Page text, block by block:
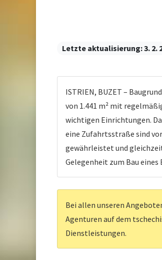
Letzte aktualisierung:3. 2.
ISTRIEN, BUZET –
von 1.441 m² mit
wichtigen Einrichtungen.
eine Zufahrtsstraße sind
gewährleistet und
Gelegenheit zum Bau
Bei allen unseren
Agenturen auf dem
Dienstleistungen.